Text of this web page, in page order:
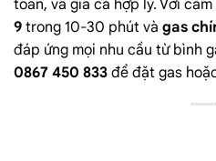
toàn, và giá cả hợp lý. Với
9 trong 10-30 phút và gas
đáp ứng mọi nhu cầu từ bình
0867 450 833 để đặt gas